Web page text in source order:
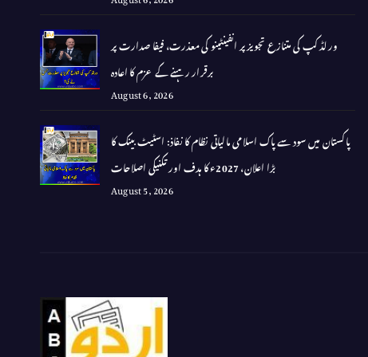
ورلڈ کپ کی متنازع تجویز پر انفینٹینو کی معذرت، فیفا صدارت پر
برقرار رہنے کے عزم کا اعادہ
August 6, 2026
پاکستان میں سود سے پاک اسلامی مالیاتی نظام کا نفاذ: اسٹیٹ بینک کا
بڑا اعلان، 2027ء کا ہدف اور تکنیکی اصلاحات
August 5, 2026